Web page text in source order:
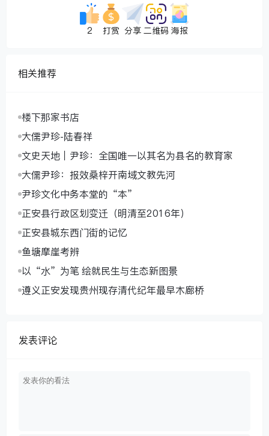
2 打赏 分享 二维码 海报
相关推荐
楼下那家书店
大儒尹珍-陆春祥
文史天地｜尹珍：全国唯一以其名为县名的教育家
大儒尹珍：报效桑梓开南域文教先河
尹珍文化中务本堂的“本”
正安县行政区划变迁（明清至2016年）
正安县城东西门街的记忆
鱼塘摩崖考辨
以“水”为笔 绘就民生与生态新图景
遵义正安发现贵州现存清代纪年最早木廊桥
发表评论